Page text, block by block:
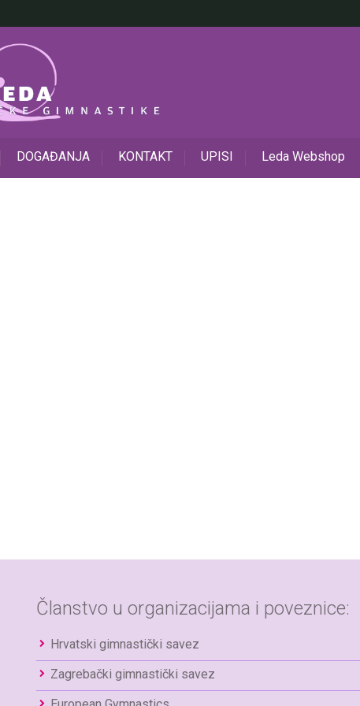
DOGAĐANJA KONTAKT UPISI Leda Webshop
Članstvo u organizacijama i poveznice:
Hrvatski gimnastički savez
Zagrebački gimnastički savez